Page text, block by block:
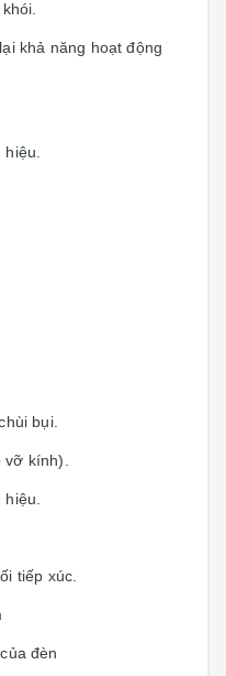
khả năng hoạt động
bụi.
kính).
tiếp xúc.
đèn